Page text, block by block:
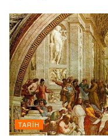
TARIH